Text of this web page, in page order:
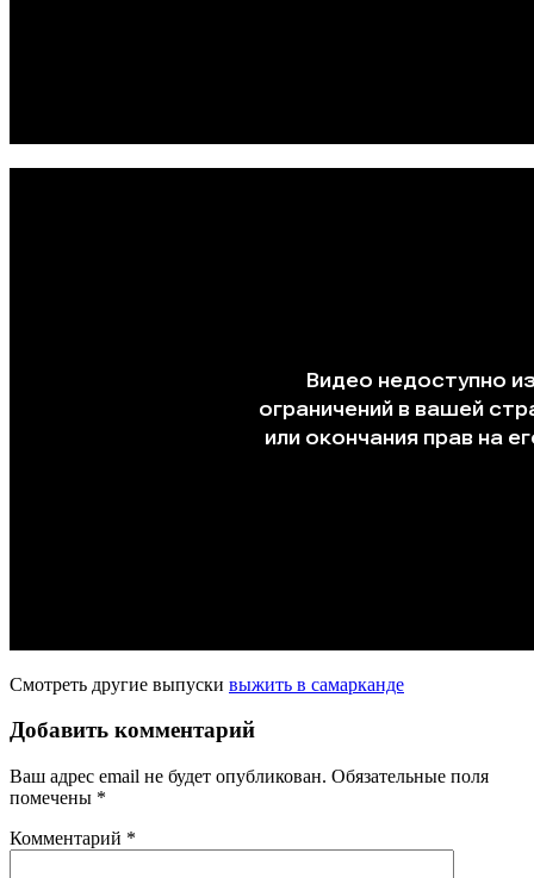
Смотреть другие выпуски выжить в самарканде
Добавить комментарий
Ваш адрес email не будет опубликован. Обязательные поля
помечены *
Комментарий *